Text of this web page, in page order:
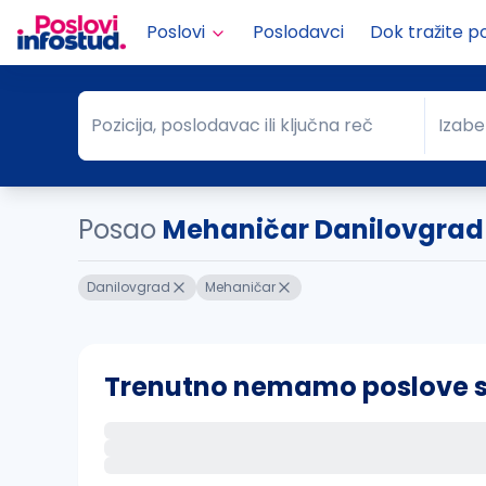
Poslovi Poslodavci Dok tražite
Pozicija, poslodavac ili ključna reč
Pozicija, poslodavac ili ključna reč Grad
Posao Mehaničar Danilovgrad
Danilovgrad Mehaničar
Trenutno nemamo poslove